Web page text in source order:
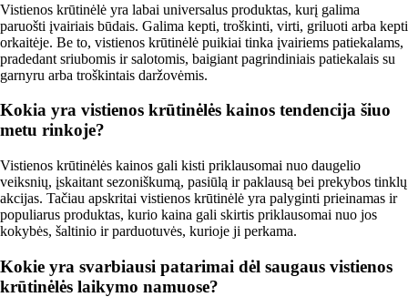
Vistienos krūtinėlė yra labai universalus produktas, kurį galima
paruošti įvairiais būdais. Galima kepti, troškinti, virti, griluoti arba kepti
orkaitėje. Be to, vistienos krūtinėlė puikiai tinka įvairiems patiekalams,
pradedant sriubomis ir salotomis, baigiant pagrindiniais patiekalais su
garnyru arba troškintais daržovėmis.
Kokia yra vistienos krūtinėlės kainos tendencija šiuo
metu rinkoje?
Vistienos krūtinėlės kainos gali kisti priklausomai nuo daugelio
veiksnių, įskaitant sezoniškumą, pasiūlą ir paklausą bei prekybos tinklų
akcijas. Tačiau apskritai vistienos krūtinėlė yra palyginti prieinamas ir
populiarus produktas, kurio kaina gali skirtis priklausomai nuo jos
kokybės, šaltinio ir parduotuvės, kurioje ji perkama.
Kokie yra svarbiausi patarimai dėl saugaus vistienos
krūtinėlės laikymo namuose?